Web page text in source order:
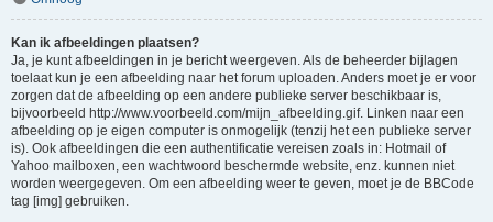
Kan ik afbeeldingen plaatsen?
Ja, je kunt afbeeldingen in je bericht weergeven. Als de beheerder bijlagen
toelaat kun je een afbeelding naar het forum uploaden. Anders moet je er voor
zorgen dat de afbeelding op een andere publieke server beschikbaar is,
bijvoorbeeld http://www.voorbeeld.com/mijn_afbeelding.gif. Linken naar een
afbeelding op je eigen computer is onmogelijk (tenzij het een publieke server
is). Ook afbeeldingen die een authentificatie vereisen zoals in: Hotmail of
Yahoo mailboxen, een wachtwoord beschermde website, enz. kunnen niet
worden weergegeven. Om een afbeelding weer te geven, moet je de BBCode
tag [img] gebruiken.